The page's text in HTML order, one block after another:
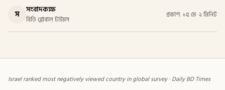
স সংবাদকক্ষ
বিডি গ্লোবাল টাইমস
প্রকাশ: ১৫ মে· ২ মিনিট
Israel ranked most negatively viewed country in global survey · Daily BD Times